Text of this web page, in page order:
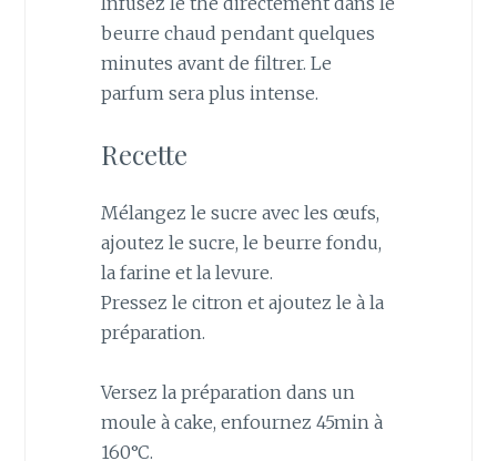
beurre chaud pendant quelques
minutes avant de filtrer. Le
parfum sera plus intense.
Recette
Mélangez le sucre avec les œufs,
ajoutez le sucre, le beurre fondu,
la farine et la levure.
Pressez le citron et ajoutez le à la
préparation.
Versez la préparation dans un
moule à cake, enfournez 45min à
160°C.